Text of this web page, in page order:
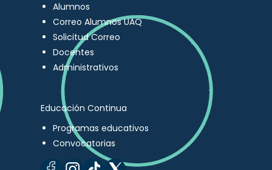
Alumnos
Correo Alumnos UAQ
Solicitud Correo
Docentes
Administrativos
Educación Continua
Programas educativos
Convocatorias